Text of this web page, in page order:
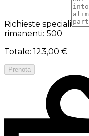
Richieste speciali
rimanenti: 500
Totale: 123,00 €
Prenota